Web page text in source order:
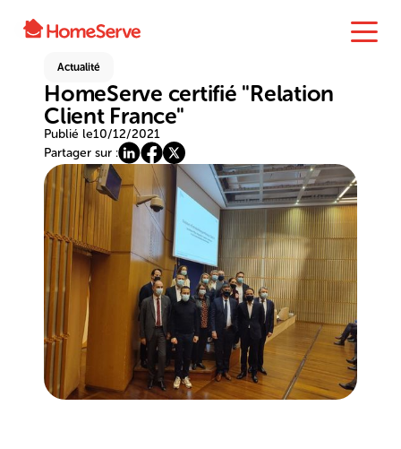
Actualité
HomeServe certifié "Relation
Client France"
Publié le10/12/2021
Partager sur :